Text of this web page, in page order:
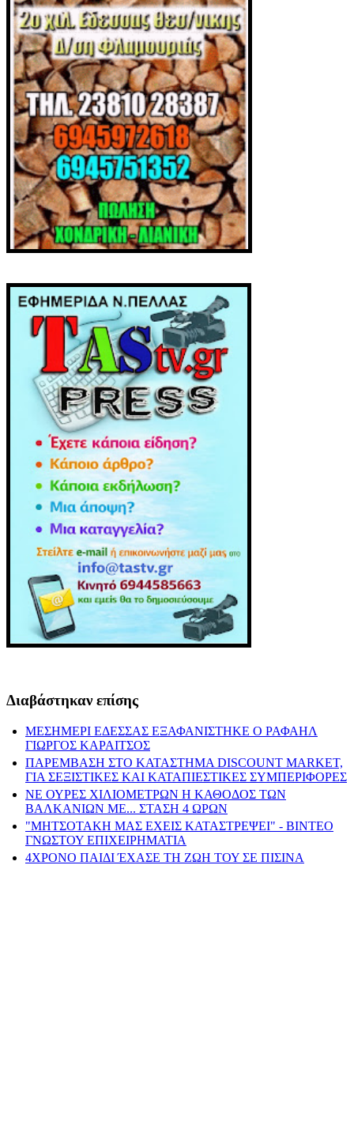
Διαβάστηκαν επίσης
ΜΕΣΗΜΕΡΙ ΕΔΕΣΣΑΣ ΕΞΑΦΑΝΙΣΤΗΚΕ Ο ΡΑΦΑΗΛ
ΓΙΩΡΓΟΣ ΚΑΡΑΙΤΣΟΣ
ΠΑΡΕΜΒΑΣΗ ΣΤΟ ΚΑΤΑΣΤΗΜΑ DISCOUNT MARKET,
ΓΙΑ ΣΕΞΙΣΤΙΚΕΣ ΚΑΙ ΚΑΤΑΠΙΕΣΤΙΚΕΣ ΣΥΜΠΕΡΙΦΟΡΕΣ
ΝΕ ΟΥΡΕΣ ΧΙΛΙΟΜΕΤΡΩΝ Η ΚΑΘΟΔΟΣ ΤΩΝ
ΒΑΛΚΑΝΙΩΝ ΜΕ... ΣΤΑΣΗ 4 ΩΡΩΝ
"ΜΗΤΣΟΤΑΚΗ ΜΑΣ ΕΧΕΙΣ ΚΑΤΑΣΤΡΕΨΕΙ" - ΒΙΝΤΕΟ
ΓΝΩΣΤΟΥ ΕΠΙΧΕΙΡΗΜΑΤΙΑ
4ΧΡΟΝΟ ΠΑΙΔΙ ΈΧΑΣΕ ΤΗ ΖΩΗ ΤΟΥ ΣΕ ΠΙΣΙΝΑ